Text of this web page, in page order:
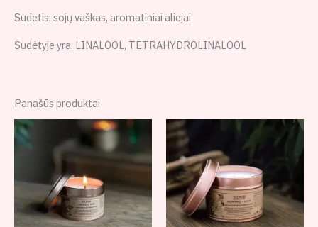
Sudetis: sojų vaškas, aromatiniai aliejai
Sudėtyje yra: LINALOOL, TETRAHYDROLINALOOL
Panašūs produktai
Price
range:
9,00 €
18,00 €
range:
9,00 €
18,00 €